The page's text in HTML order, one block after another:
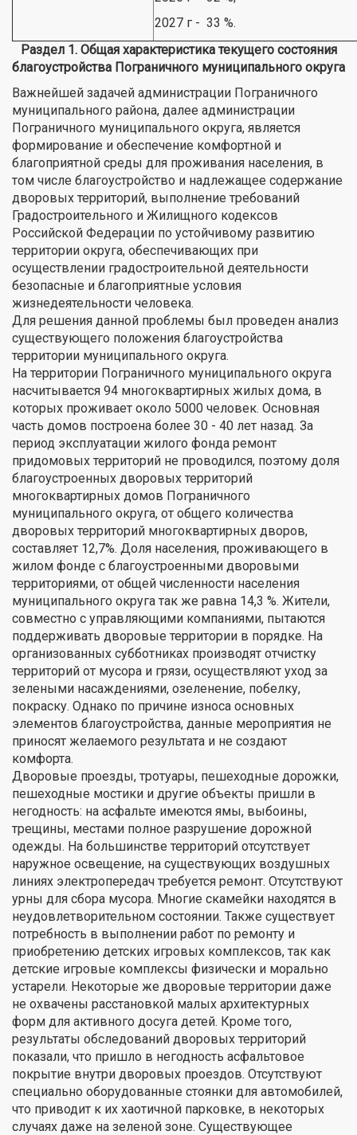
2027 г - 33 %.
Раздел 1. Общая характеристика текущего состояния
благоустройства Пограничного муниципального округа
Важнейшей задачей администрации Пограничного
муниципального района, далее администрации
Пограничного муниципального округа, является
формирование и обеспечение комфортной и
благоприятной среды для проживания населения, в
том числе благоустройство и надлежащее содержание
дворовых территорий, выполнение требований
Градостроительного и Жилищного кодексов
Российской Федерации по устойчивому развитию
территории округа, обеспечивающих при
осуществлении градостроительной деятельности
безопасные и благоприятные условия
жизнедеятельности человека.
Для решения данной проблемы был проведен анализ
существующего положения благоустройства
территории муниципального округа.
На территории Пограничного муниципального округа
насчитывается 94 многоквартирных жилых дома, в
которых проживает около 5000 человек. Основная
часть домов построена более 30 - 40 лет назад. За
период эксплуатации жилого фонда ремонт
придомовых территорий не проводился, поэтому доля
благоустроенных дворовых территорий
многоквартирных домов Пограничного
муниципального округа, от общего количества
дворовых территорий многоквартирных дворов,
составляет 12,7%. Доля населения, проживающего в
жилом фонде с благоустроенными дворовыми
территориями, от общей численности населения
муниципального округа так же равна 14,3 %. Жители,
совместно с управляющими компаниями, пытаются
поддерживать дворовые территории в порядке. На
организованных субботниках производят отчистку
территорий от мусора и грязи, осуществляют уход за
зелеными насаждениями, озеленение, побелку,
покраску. Однако по причине износа основных
элементов благоустройства, данные мероприятия не
приносят желаемого результата и не создают
комфорта.
Дворовые проезды, тротуары, пешеходные дорожки,
пешеходные мостики и другие объекты пришли в
негодность: на асфальте имеются ямы, выбоины,
трещины, местами полное разрушение дорожной
одежды. На большинстве территорий отсутствует
наружное освещение, на существующих воздушных
линиях электропередач требуется ремонт. Отсутствуют
урны для сбора мусора. Многие скамейки находятся в
неудовлетворительном состоянии. Также существует
потребность в выполнении работ по ремонту и
приобретению детских игровых комплексов, так как
детские игровые комплексы физически и морально
устарели. Некоторые же дворовые территории даже
не охвачены расстановкой малых архитектурных
форм для активного досуга детей. Кроме того,
результаты обследований дворовых территорий
показали, что пришло в негодность асфальтовое
покрытие внутри дворовых проездов. Отсутствуют
специально оборудованные стоянки для автомобилей,
что приводит к их хаотичной парковке, в некоторых
случаях даже на зеленой зоне. Существующее